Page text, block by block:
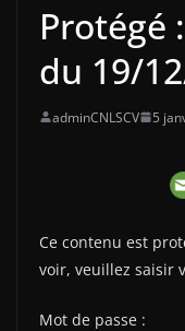
Protégé
du 19/
adminCNLSCV
5
Ce contenu est
voir, veuillez saisir
Mot de passe :